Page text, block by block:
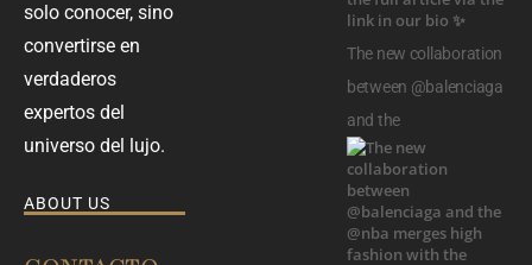
solo conocer, sino
convertirse en
verdaderos
expertos del
universo del lujo.
ABOUT US
The new collaboration
between @balenciaga
and the